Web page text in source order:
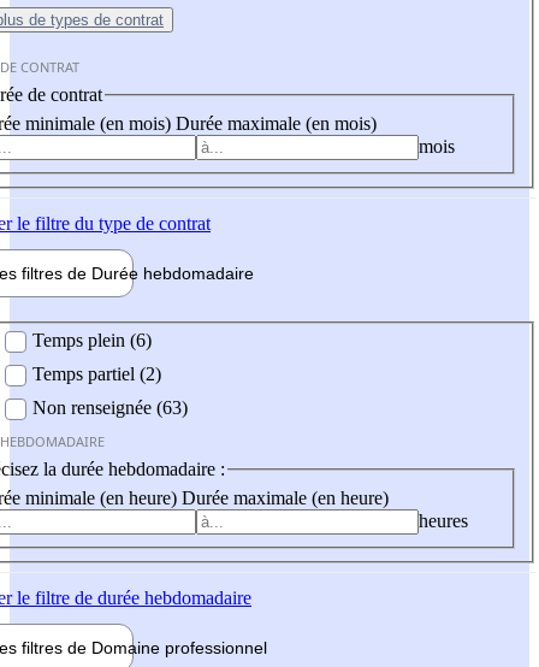
de types de contrat
CONTRAT
de contrat
minimale (en mois) Durée maximale (en mois)
mois
le filtre du type de contrat
filtres de Durée hebdomadaire
Temps plein (6)
Temps partiel (2)
Non renseignée (63)
la durée hebdomadaire :
minimale (en heure) Durée maximale (en heure)
heures
le filtre de durée hebdomadaire
filtres de Domaine professionnel